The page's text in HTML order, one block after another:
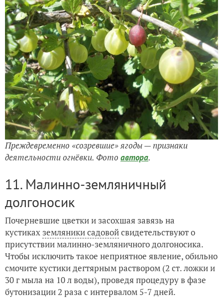
Преждевременно «созревшие» ягоды — признаки
деятельности огнёвки. Фото автора.
11. Малинно-земляничный
долгоносик
Почерневшие цветки и засохшая завязь на
кустиках земляники садовойсвидетельствуют о
присутствии малинно-земляничного долгоносика.
Чтобы исключить такое неприятное явление, обильно
смочите кустики дегтярным раствором (2 ст. ложки и
30 г мыла на 10 л воды), проведя процедуру в фазе
бутонизации 2 раза с интервалом 5-7 дней.